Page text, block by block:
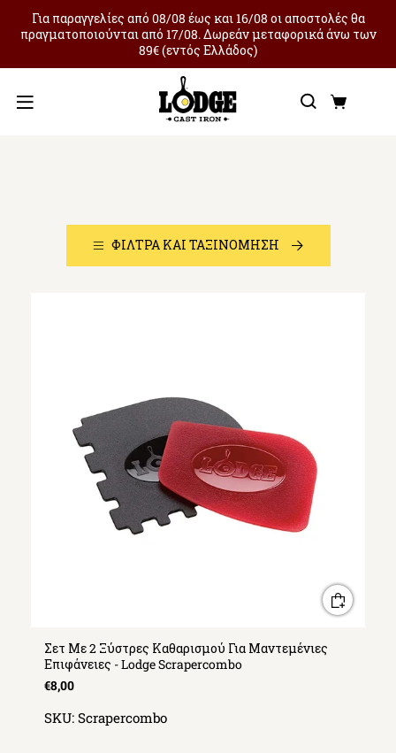
Για παραγγελίες από 08/08 έως και 16/08 οι αποστολές θα
πραγματοποιούνται από 17/08. Δωρεάν μεταφορικά άνω των
89€ (εντός Ελλάδος)
Μενού
Combos
ΦΊΛΤΡΑ ΚΑΙ ΤΑΞΙΝΌΜΗΣΗ
Σετ Με 2 Ξύστρες Καθαρισμού Για Μαντεμένιες
Επιφάνειες - Lodge Scrapercombo
€8,00
SKU: Scrapercombo